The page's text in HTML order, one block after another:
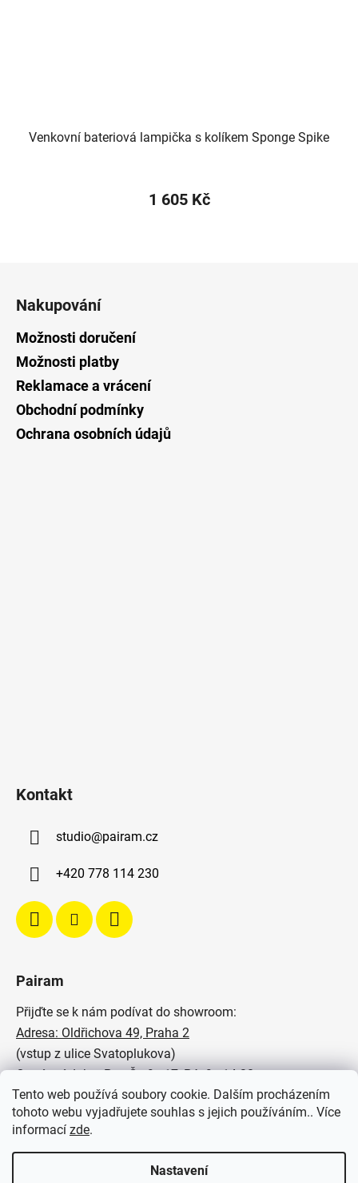
Tento web používá soubory cookie. Dalším procházením
tohoto webu vyjadřujete souhlas s jejich používáním.. Více
informací zde.
Nastavení
Venkovní bateriová lampička s kolíkem Sponge Spike
1 605 Kč
Nakupování
Možnosti doručení
Možnosti platby
Reklamace a vrácení
Obchodní podmínky
Ochrana osobních údajů
Kontakt
studio@pairam.cz
+420 778 114 230
Pairam
Přijďte se k nám podívat do showroom:
Adresa: Oldřichova 49, Praha 2
(vstup z ulice Svatoplukova)
Otevírací doba: Po - Čt: 9 - 17, Pá: 9 - 14:30
Podívejte se na naše realizace:
SVĚTELNÉ STUDIO PAIRAM